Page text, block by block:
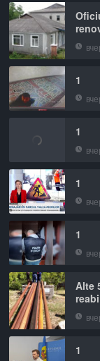
1
1
1
1
Alte
1